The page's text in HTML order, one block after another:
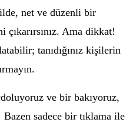
net ve düzenli bir
Ama dikkat!
tanıdığınız kişilerin
ve bir bakıyoruz,
sadece bir tıklama ile